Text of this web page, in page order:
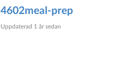
4602meal-prep
Uppdaterad 1 år sedan